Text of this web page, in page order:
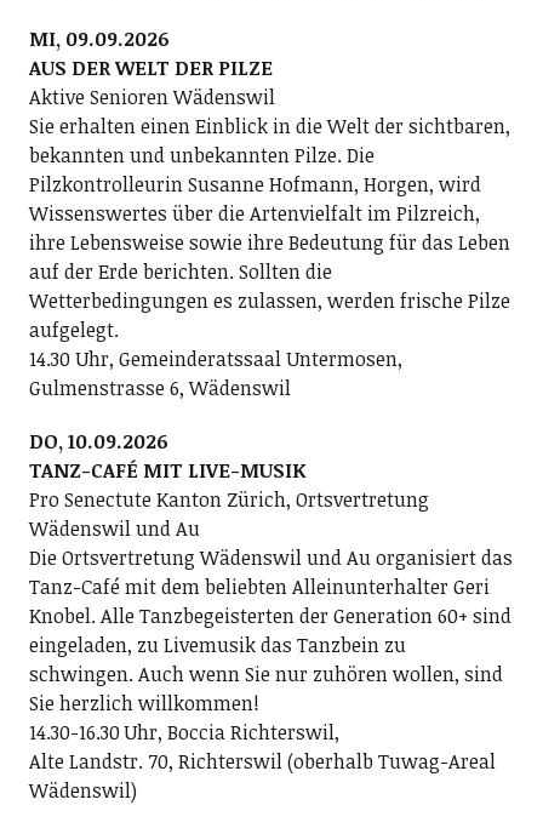
MI, 09.09.2026
AUS DER WELT DER PILZE
Aktive Senioren Wädenswil
Sie erhalten einen Einblick in die Welt der sichtbaren,
bekannten und unbekannten Pilze. Die
Pilzkontrolleurin Susanne Hofmann, Horgen, wird
Wissenswertes über die Artenvielfalt im Pilzreich,
ihre Lebensweise sowie ihre Bedeutung für das Leben
auf der Erde berichten. Sollten die
Wetterbedingungen es zulassen, werden frische Pilze
aufgelegt.
14.30 Uhr, Gemeinderatssaal Untermosen,
Gulmenstrasse 6, Wädenswil
DO, 10.09.2026
TANZ-CAFÉ MIT LIVE-MUSIK
Pro Senectute Kanton Zürich, Ortsvertretung
Wädenswil und Au
Die Ortsvertretung Wädenswil und Au organisiert das
Tanz-Café mit dem beliebten Alleinunterhalter Geri
Knobel. Alle Tanzbegeisterten der Generation 60+ sind
eingeladen, zu Livemusik das Tanzbein zu
schwingen. Auch wenn Sie nur zuhören wollen, sind
Sie herzlich willkommen!
14.30-16.30 Uhr, Boccia Richterswil,
Alte Landstr. 70, Richterswil (oberhalb Tuwag-Areal
Wädenswil)